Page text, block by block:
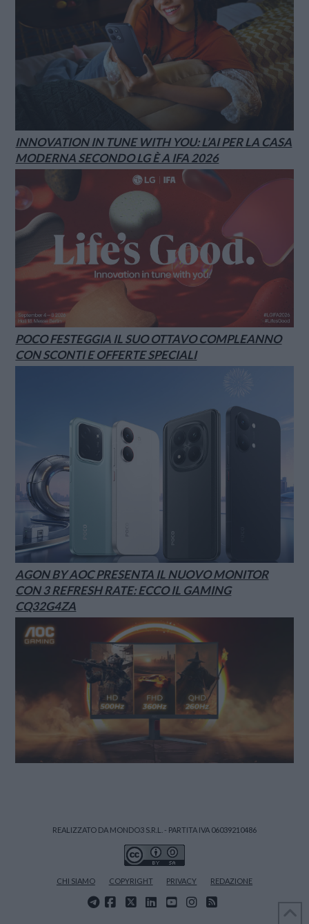
INNOVATION IN TUNE WITH YOU: L’AI PER LA CASA
MODERNA SECONDO LG È A IFA 2026
POCO FESTEGGIA IL SUO OTTAVO COMPLEANNO
CON SCONTI E OFFERTE SPECIALI
AGON BY AOC PRESENTA IL NUOVO MONITOR
CON 3 REFRESH RATE: ECCO IL GAMING
CQ32G4ZA
REALIZZATO DA MONDO3 S.R.L. - PARTITA IVA 06039210486
CHI SIAMO COPYRIGHT PRIVACY REDAZIONE